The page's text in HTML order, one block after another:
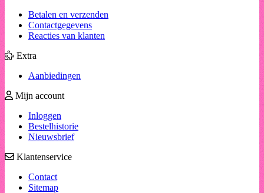
Betalen en verzenden
Contactgegevens
Reacties van klanten
Extra
Aanbiedingen
Mijn account
Inloggen
Bestelhistorie
Nieuwsbrief
Klantenservice
Contact
Sitemap